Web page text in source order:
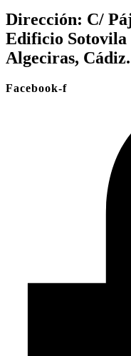
Dirección: C/
Edificio Sotovila
Algeciras, Cádiz.
Facebook-f